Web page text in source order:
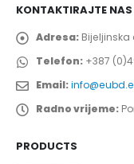
KONTAKTIRAJTE NAS
Adresa: Bijeljinska
Telefon: +387
Email:
Radno vrijeme:
PRODUCTS